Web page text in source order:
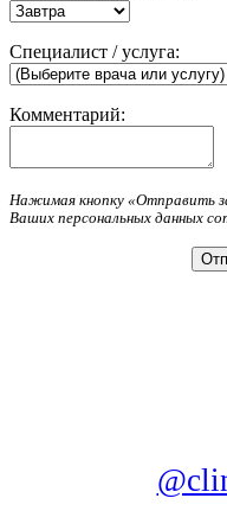
Специалист / услуга:
Комментарий:
Нажимая кнопку «Отправить
Ваших персональных данных